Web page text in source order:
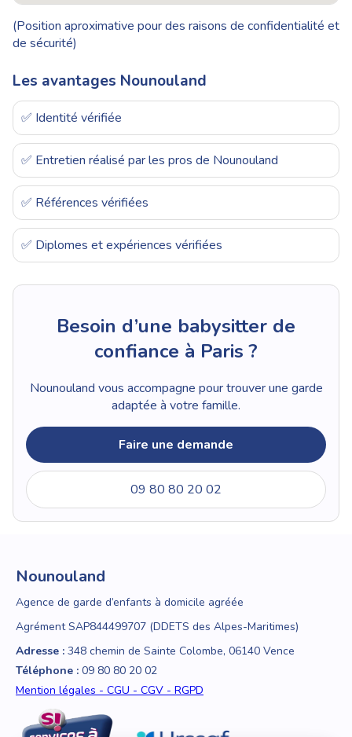
(Position aproximative pour des raisons de confidentialité et
de sécurité)
Les avantages Nounouland
✅ Identité vérifiée
✅ Entretien réalisé par les pros de Nounouland
✅ Références vérifiées
✅ Diplomes et expériences vérifiées
Besoin d’une babysitter de
confiance à Paris ?
Nounouland vous accompagne pour trouver une garde
adaptée à votre famille.
Faire une demande
09 80 80 20 02
Nounouland
Agence de garde d’enfants à domicile agréée
Agrément SAP844499707 (DDETS des Alpes-Maritimes)
Adresse : 348 chemin de Sainte Colombe, 06140 Vence
Téléphone : 09 80 80 20 02
Mention légales - CGU - CGV - RGPD